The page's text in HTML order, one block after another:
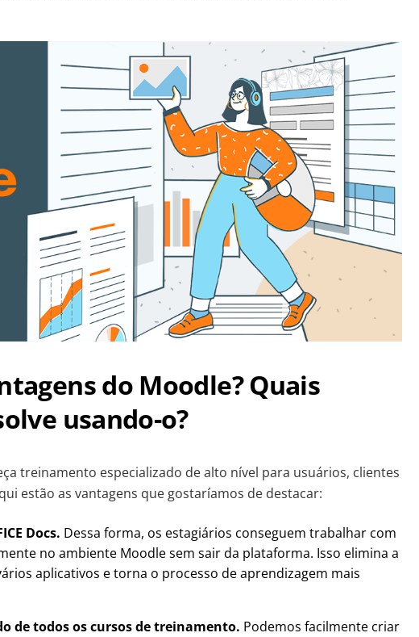
do Moodle? Quais
usando-o?
treinamento especializado de alto nível para usuários, clientes
estão as vantagens que gostaríamos de destacar:
Docs. Dessa forma, os estagiários conseguem trabalhar com
no ambiente Moodle sem sair da plataforma. Isso elimina a
aplicativos e torna o processo de aprendizagem mais
de todos os cursos de treinamento. Podemos facilmente criar